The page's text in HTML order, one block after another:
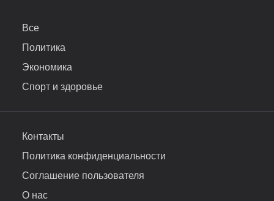
Все
Политика
Экономика
Спорт и здоровье
Контакты
Политика конфиденциальности
Соглашение пользователя
О нас